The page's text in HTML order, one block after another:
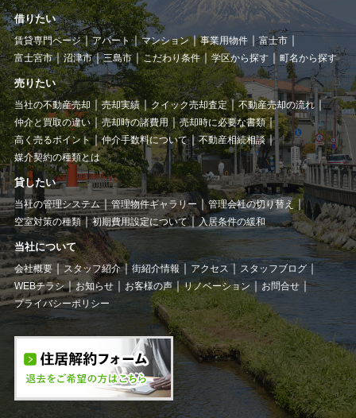
借りたい
賃貸専門ページ アパート マンション 事業用物件
富士市
富士宮市
沼津市 三島市 こだわり条件 学区から探す 町名から探す
売りたい
当社の不動産売却 売却実績 クイック売却査定
不動産売却の流れ
仲介と買取の違い
売却時の諸費用
売却時に必要な書類
高く売るポイント
仲介手数料について
不動産相続相談
媒介契約の種類とは
貸したい
当社の管理システム 管理物件ギャラリー
管理会社の切り替え
空室対策の種類
初期費用設定について 入居条件の緩和
当社について
会社概要 スタッフ紹介 街紹介情報 アクセス
スタッフブログ
WEBチラシ
お知らせ お客様の声 リノベーション
お問合せ
プライバシーポリシー